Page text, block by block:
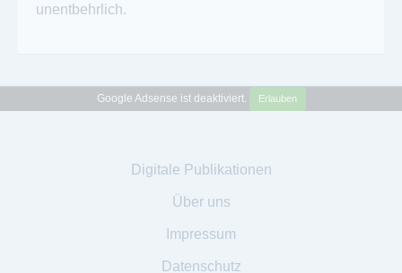
unentbehrlich.
Google Adsense ist deaktiviert. Erlauben
Digitale Publikationen
Über uns
Impressum
Datenschutz